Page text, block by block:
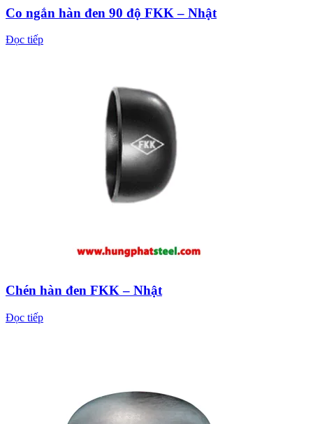
Co ngắn hàn đen 90 độ FKK – Nhật
Đọc tiếp
Chén hàn đen FKK – Nhật
Đọc tiếp